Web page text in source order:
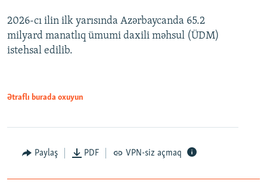
Auto 240p 360p 480p
360p
480p
2026-cı ilin ilk yarısında Azərbaycanda 65.2
milyard manatlıq ümumi daxili məhsul (ÜDM)
istehsal edilib.
Ətraflı burada oxuyun
Paylaş PDF VPN-siz açmaq